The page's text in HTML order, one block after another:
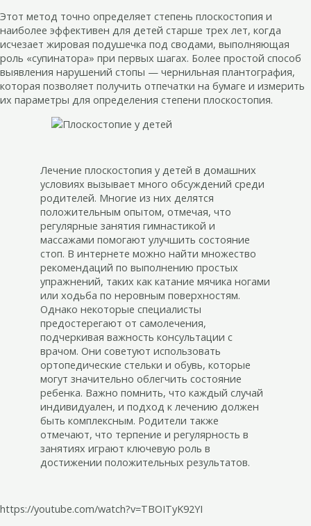
Этот метод точно определяет степень плоскостопия и
наиболее эффективен для детей старше трех лет, когда
исчезает жировая подушечка под сводами, выполняющая
роль «супинатора» при первых шагах. Более простой способ
выявления нарушений стопы — чернильная плантография,
которая позволяет получить отпечатки на бумаге и измерить
их параметры для определения степени плоскостопия.
Лечение плоскостопия у детей в домашних
условиях вызывает много обсуждений среди
родителей. Многие из них делятся
положительным опытом, отмечая, что
регулярные занятия гимнастикой и
массажами помогают улучшить состояние
стоп. В интернете можно найти множество
рекомендаций по выполнению простых
упражнений, таких как катание мячика ногами
или ходьба по неровным поверхностям.
Однако некоторые специалисты
предостерегают от самолечения,
подчеркивая важность консультации с
врачом. Они советуют использовать
ортопедические стельки и обувь, которые
могут значительно облегчить состояние
ребенка. Важно помнить, что каждый случай
индивидуален, и подход к лечению должен
быть комплексным. Родители также
отмечают, что терпение и регулярность в
занятиях играют ключевую роль в
достижении положительных результатов.
https://youtube.com/watch?v=TBOITyK92YI